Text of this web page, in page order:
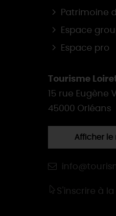
Patrimoine
Espace
Espace pro
Tourisme
15 rue Eugène
45000 Orléans
Afficher le
S'inscrire à